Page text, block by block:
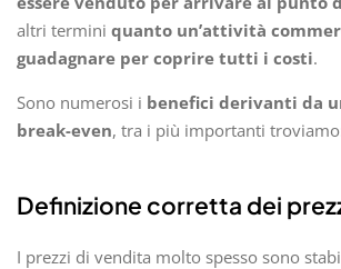
altri termini quanto un’attività
guadagnare per coprire tutti i costi.
Sono numerosi i benefici derivanti da
break-even, tra i più importanti
Definizione corretta dei
I prezzi di vendita molto spesso sono